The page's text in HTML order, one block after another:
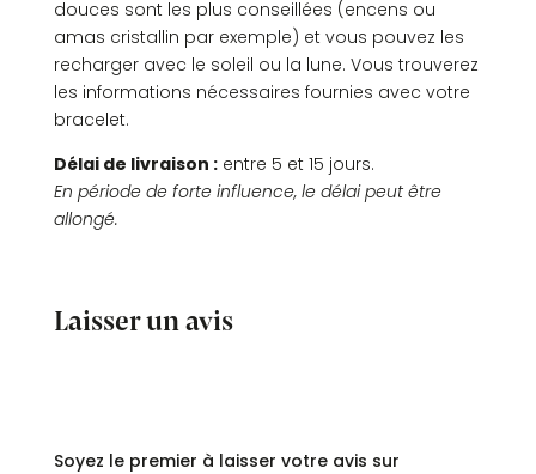
douces sont les plus conseillées (encens ou
amas cristallin par exemple) et vous pouvez les
recharger avec le soleil ou la lune. Vous trouverez
les informations nécessaires fournies avec votre
bracelet.
Délai de livraison :entre 5 et 15 jours.
En période de forte influence, le délai peut être
allongé.
Laisser un avis
Soyez le premier à laisser votre avis sur